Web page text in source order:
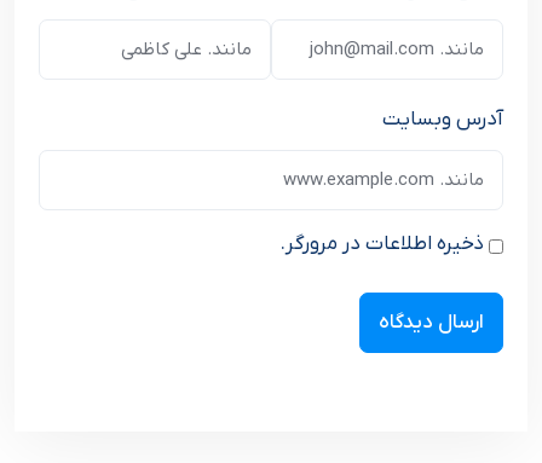
آدرس وبسایت
ذخیره اطلاعات در مرورگر.